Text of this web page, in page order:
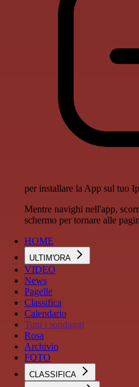
per installare la App sul tuo
Mentre navighi nell'app,
schermo per tornare alle
HOME
ULTIM'ORA
VIDEO
News
Pagelle
Classifica
Calendario
Tutti i sondaggi
Rosa
Archivio
FOTO
CLASSIFICA